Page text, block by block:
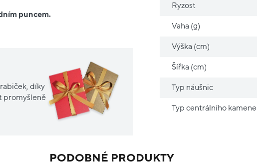
puncem.
díky
promyšleně
Ryzost
Vaha (g)
Výška (cm)
Šířka (cm)
Typ náušnic
Typ centrálního kamene
PODOBNÉ PRODUKTY